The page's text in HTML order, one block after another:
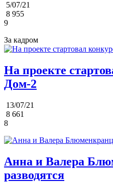
5/07/21
8 955
9
За кадром
На проекте
Дом-2
13/07/21
8 661
8
Анна и Валера
разводятся